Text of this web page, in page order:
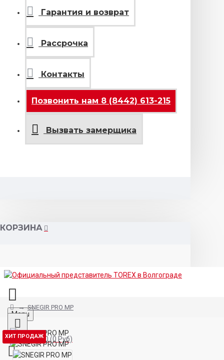
Гарантия и возврат
Рассрочка
Контакты
Позвонить нам 8 (8442) 613-215
Вызвать замерщика
КОРЗИНА
Menu
Товаров 0 (0 Руб)
SNEGIR PRO MP
ХИТ ПРОДАЖ